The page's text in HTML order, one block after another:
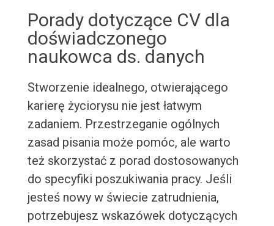
Porady dotyczące CV dla
doświadczonego
naukowca ds. danych
Stworzenie idealnego, otwierającego
karierę życiorysu nie jest łatwym
zadaniem. Przestrzeganie ogólnych
zasad pisania może pomóc, ale warto
też skorzystać z porad dostosowanych
do specyfiki poszukiwania pracy. Jeśli
jesteś nowy w świecie zatrudnienia,
potrzebujesz wskazówek dotyczących